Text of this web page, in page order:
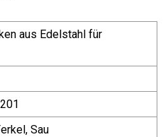
aus Edelstahl für
Sau